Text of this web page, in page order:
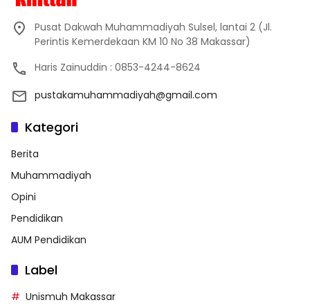
Pusat Dakwah Muhammadiyah Sulsel, lantai 2 (Jl.
Perintis Kemerdekaan KM 10 No 38 Makassar)
Haris Zainuddin : 0853-4244-8624
pustakamuhammadiyah@gmail.com
Kategori
Berita
Muhammadiyah
Opini
Pendidikan
AUM Pendidikan
Label
Unismuh Makassar